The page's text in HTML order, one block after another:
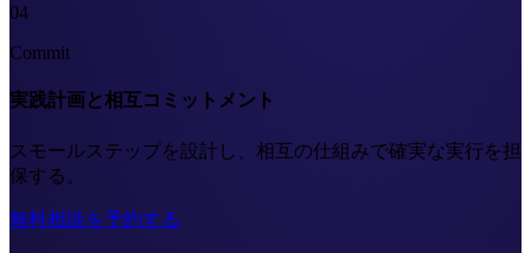
04
Commit
実践計画と相互コミットメント
スモールステップを設計し、相互の仕組みで確実な実行を担
保する。
無料相談を予約する